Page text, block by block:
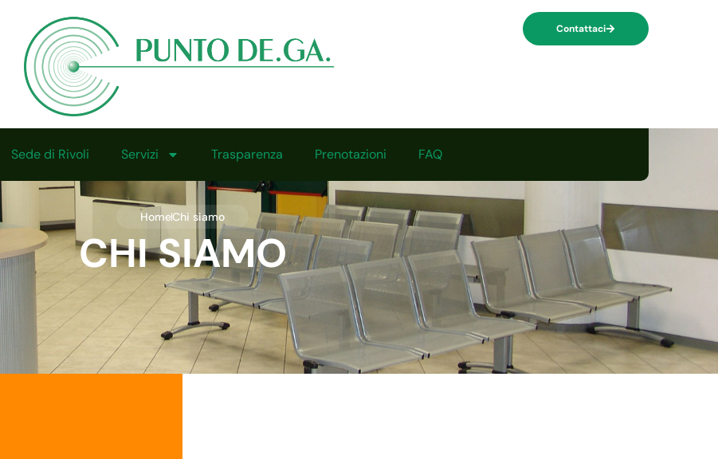
Contattaci
Sede di Rivoli Servizi Trasparenza Prenotazioni FAQ
HomeChi siamo
CHI SIAMO